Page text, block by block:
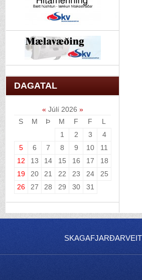
DAGATAL
« Júlí 2026 »
S
M Þ M F F
L
1
2 3
4
5
6 7 8 9 10
11
12
13 14 15 16 17
18
19
20 21 22 23 24
25
26
27 28 29 30 31